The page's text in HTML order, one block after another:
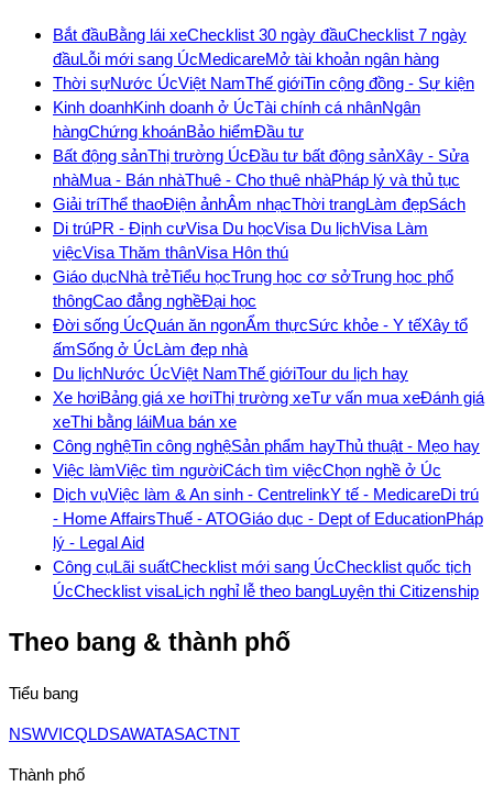
Bắt đầuBằng lái xeChecklist 30 ngày đầuChecklist 7 ngày
đầuLỗi mới sang ÚcMedicareMở tài khoản ngân hàng
Thời sựNước ÚcViệt NamThế giớiTin cộng đồng - Sự kiện
Kinh doanhKinh doanh ở ÚcTài chính cá nhânNgân
hàngChứng khoánBảo hiểmĐầu tư
Bất động sảnThị trường ÚcĐầu tư bất động sảnXây - Sửa
nhàMua - Bán nhàThuê - Cho thuê nhàPháp lý và thủ tục
Giải tríThể thaoĐiện ảnhÂm nhạcThời trangLàm đẹpSách
Di trúPR - Định cưVisa Du họcVisa Du lịchVisa Làm
việcVisa Thăm thânVisa Hôn thú
Giáo dụcNhà trẻTiểu họcTrung học cơ sởTrung học phổ
thôngCao đẳng nghềĐại học
Đời sống ÚcQuán ăn ngonẨm thựcSức khỏe - Y tếXây tổ
ấmSống ở ÚcLàm đẹp nhà
Du lịchNước ÚcViệt NamThế giớiTour du lịch hay
Xe hơiBảng giá xe hơiThị trường xeTư vấn mua xeĐánh giá
xeThi bằng láiMua bán xe
Công nghệTin công nghệSản phẩm hayThủ thuật - Mẹo hay
Việc làmViệc tìm ngườiCách tìm việcChọn nghề ở Úc
Dịch vụViệc làm & An sinh - CentrelinkY tế - MedicareDi trú
- Home AffairsThuế - ATOGiáo dục - Dept of EducationPháp
lý - Legal Aid
Công cụLãi suấtChecklist mới sang ÚcChecklist quốc tịch
ÚcChecklist visaLịch nghỉ lễ theo bangLuyện thi Citizenship
Theo bang & thành phố
Tiểu bang
NSWVICQLDSAWATASACTNT
Thành phố